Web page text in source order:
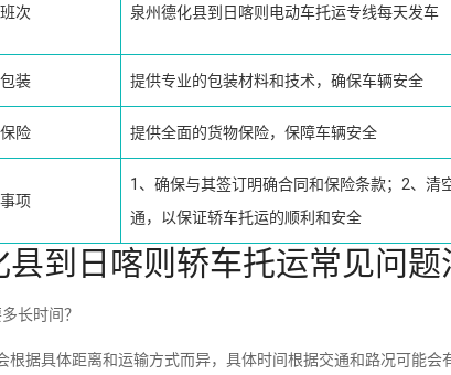
次 泉州德化县到日喀则电动车托运专线每天发车
装 提供专业的包装材料和技术，确保车辆安全
险 提供全面的货物保险，保障车辆安全
项
1、确保与其签订明确合同和保险条款；2、
通，以保证轿车托运的顺利和安全
县到日喀则轿车托运常见问题
长时间？
据具体距离和运输方式而异，具体时间根据交通和路况可能会